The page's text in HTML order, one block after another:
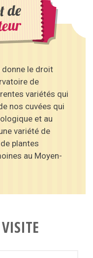
de
donne le droit
de
variétés qui
nos cuvées qui
et au
variété de
plantes
au Moyen-